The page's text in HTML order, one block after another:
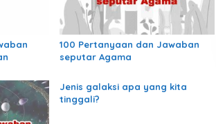
100 Pertanyaan dan Jawaban
seputar Agama
Jenis galaksi apa yang kita
tinggali?